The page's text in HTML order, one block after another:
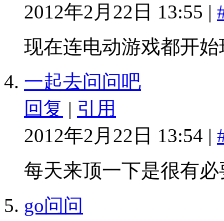
2012年2月22日 13:55 |
现在连电动游戏都开
一起去问问吧
回复 | 引用
2012年2月22日 13:54 |
每天来顶一下是很有
go问问